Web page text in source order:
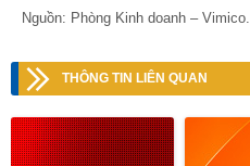
Nguồn: Phòng Kinh doanh – Vimico.
THÔNG TIN LIÊN QUAN